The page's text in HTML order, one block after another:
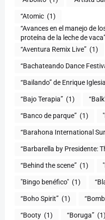
“Atomic (1)
“Avances en el manejo de
proteína de la leche de
“Aventura Remix Live” (1)
“Bachateando Dance
“Bailando” de Enrique
“Bajo Terapia” (1)
“Banco de parque” (1)
“Barahona International
“Barbarella by Presidente:
“Behind the scene” (1)
"Bingo benéfico" (1)
“Boho Spirit” (1)
“Booty (1) “Boruga” (1)